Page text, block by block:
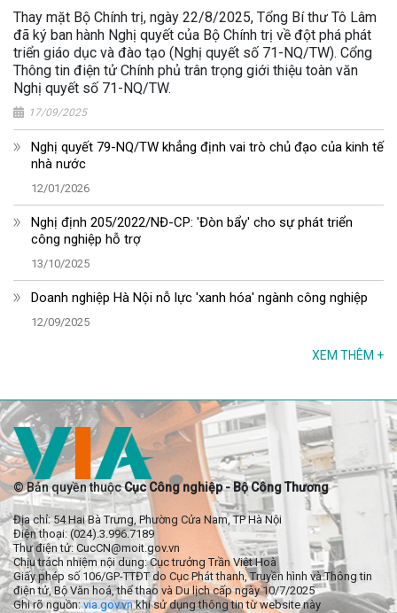
Thay mặt Bộ Chính trị, ngày 22/8/2025, Tổng Bí thư Tô Lâm
đã ký ban hành Nghị quyết của Bộ Chính trị về đột phá phát
triển giáo dục và đào tạo (Nghị quyết số 71-NQ/TW). Cổng
Thông tin điện tử Chính phủ trân trọng giới thiệu toàn văn
Nghị quyết số 71-NQ/TW.
17/09/2025
Nghị quyết 79-NQ/TW khẳng định vai trò chủ đạo của kinh tế
nhà nước
12/01/2026
Nghị định 205/2022/NĐ-CP: 'Đòn bẩy' cho sự phát triển
công nghiệp hỗ trợ
13/10/2025
Doanh nghiệp Hà Nội nỗ lực 'xanh hóa' ngành công nghiệp
12/09/2025
XEM THÊM +
© Bản quyền thuộcCục Công nghiệp - Bộ Công Thương
Địa chỉ: 54 Hai Bà Trưng, Phường Cửa Nam, TP Hà Nội
Điện thoại: (024).3.996.7189
Thư điện tử: CucCN@moit.gov.vn
Chịu trách nhiệm nội dung: Cục trưởng Trần Việt Hoà
Giấy phép số 106/GP-TTĐT do Cục Phát thanh, Truyền hình và Thông tin
điện tử, Bộ Văn hoá, thể thao và Du lịch cấp ngày 10/7/2025
Ghi rõ nguồn: via.gov.vnkhi sử dụng thông tin từ website này